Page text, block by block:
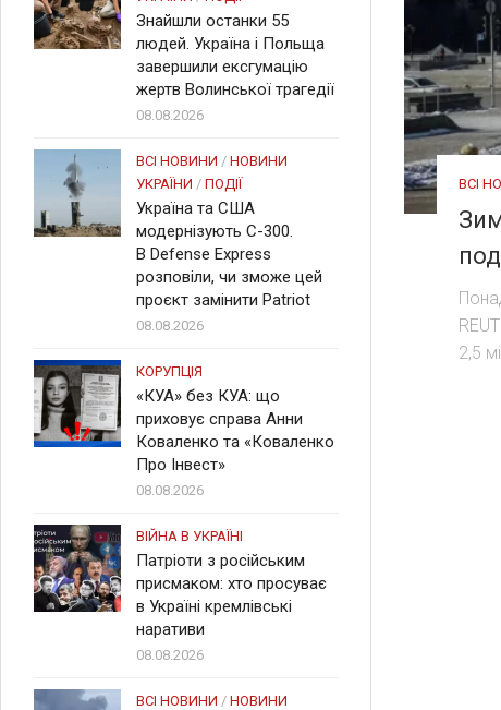
ВСІ
2,5
Знайшли останки 55
людей. Україна і Польща
завершили ексгумацію
жертв Волинської трагедії
08.08.2026
ВСІ НОВИНИ / НОВИНИ
УКРАЇНИ / ПОДІЇ
Україна та США
модернізують С-300.
В Defense Express
розповіли, чи зможе цей
проєкт замінити Patriot
08.08.2026
КОРУПЦІЯ
«КУА» без КУА: що
приховує справа Анни
Коваленко та «Коваленко
Про Інвест»
08.08.2026
ВІЙНА В УКРАЇНІ
Патріоти з російським
присмаком: хто просуває
в Україні кремлівські
наративи
08.08.2026
ВСІ НОВИНИ / НОВИНИ